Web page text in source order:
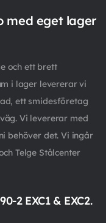
med eget lager
och ett brett
i lager levererar vi
ett smidesföretag
Vi levererar med
behöver det. Vi ingår
Telge Stålcenter
2 EXC1 & EXC2.